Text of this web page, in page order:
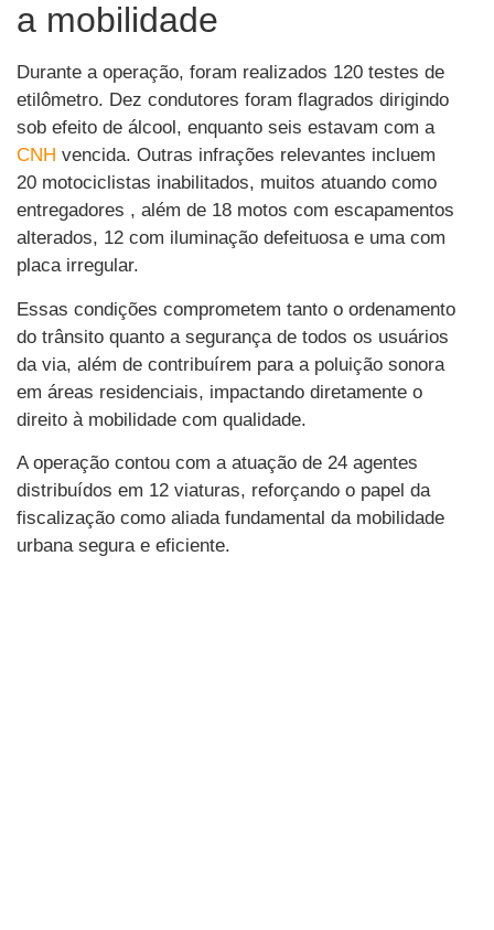
a mobilidade
Durante a operação, foram realizados 120 testes de
etilômetro. Dez condutores foram flagrados dirigindo
sob efeito de álcool, enquanto seis estavam com a
CNH vencida. Outras infrações relevantes incluem
20 motociclistas inabilitados, muitos atuando como
entregadores , além de 18 motos com escapamentos
alterados, 12 com iluminação defeituosa e uma com
placa irregular.
Essas condições comprometem tanto o ordenamento
do trânsito quanto a segurança de todos os usuários
da via, além de contribuírem para a poluição sonora
em áreas residenciais, impactando diretamente o
direito à mobilidade com qualidade.
A operação contou com a atuação de 24 agentes
distribuídos em 12 viaturas, reforçando o papel da
fiscalização como aliada fundamental da mobilidade
urbana segura e eficiente.